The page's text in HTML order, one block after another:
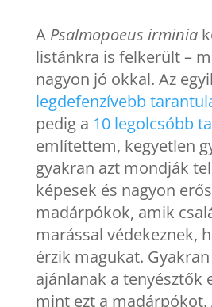
A Psalmopoeus irminia
listánkra is felkerült –
nagyon jó okkal. Az
legdefenzívebb
pedig a 10 legolcsóbb
említettem, kegyetlen
gyakran azt mondják
képesek és nagyon
madárpókok, amik
marással védekeznek,
érzik magukat.
ajánlanak a tenyésztők
mint ezt a